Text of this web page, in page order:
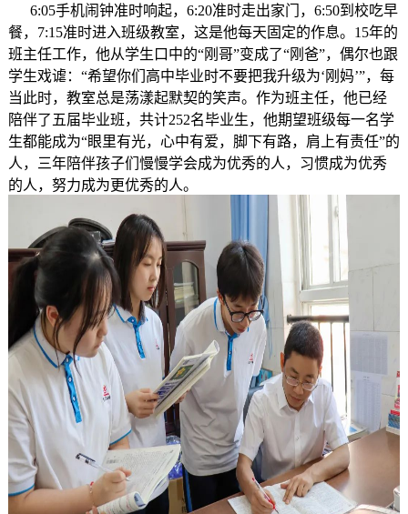
6:05手机闹钟准时响起，6:20准时走出家门，6:50到校吃早
餐，7:15准时进入班级教室，这是他每天固定的作息。15年的
班主任工作，他从学生口中的“刚哥”变成了“刚爸”，偶尔也跟
学生戏谑：“希望你们高中毕业时不要把我升级为‘刚妈’”，每
当此时，教室总是荡漾起默契的笑声。作为班主任，他已经
陪伴了五届毕业班，共计252名毕业生，他期望班级每一名学
生都能成为“眼里有光，心中有爱，脚下有路，肩上有责任”的
人，三年陪伴孩子们慢慢学会成为优秀的人，习惯成为优秀
的人，努力成为更优秀的人。